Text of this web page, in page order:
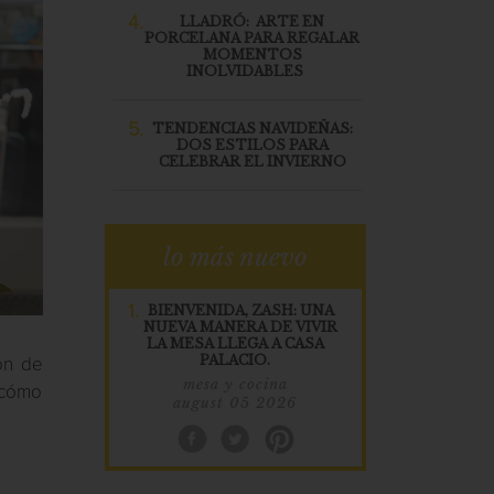
de
4.
LLADRÓ: ARTE EN
PORCELANA PARA REGALAR
MOMENTOS
INOLVIDABLES
5.
TENDENCIAS NAVIDEÑAS:
DOS ESTILOS PARA
CELEBRAR EL INVIERNO
lo más nuevo
1.
BIENVENIDA, ZASH: UNA
NUEVA MANERA DE VIVIR
LA MESA LLEGA A CASA
PALACIO.